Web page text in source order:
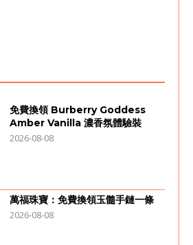
免費換領 Burberry Goddess
Amber Vanilla 濃香氛體驗裝
2026-08-08
萬福珠寶：免費換領玉髓手鏈一條
2026-08-08